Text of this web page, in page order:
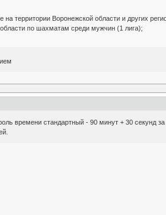
территории Воронежской области и других
по шахматам среди мужчин (1 лига);
времени стандартный - 90 минут + 30 секунд